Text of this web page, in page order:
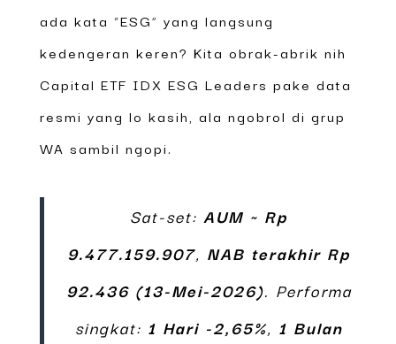
ada kata “ESG” yang langsung
kedengeran keren? Kita obrak-abrik nih
Capital ETF IDX ESG Leaders pake data
resmi yang lo kasih, ala ngobrol di grup
WA sambil ngopi.
Sat-set: AUM ~ Rp
9.477.159.907, NAB terakhir Rp
92.436 (13-Mei-2026). Performa
singkat: 1 Hari -2,65%, 1 Bulan